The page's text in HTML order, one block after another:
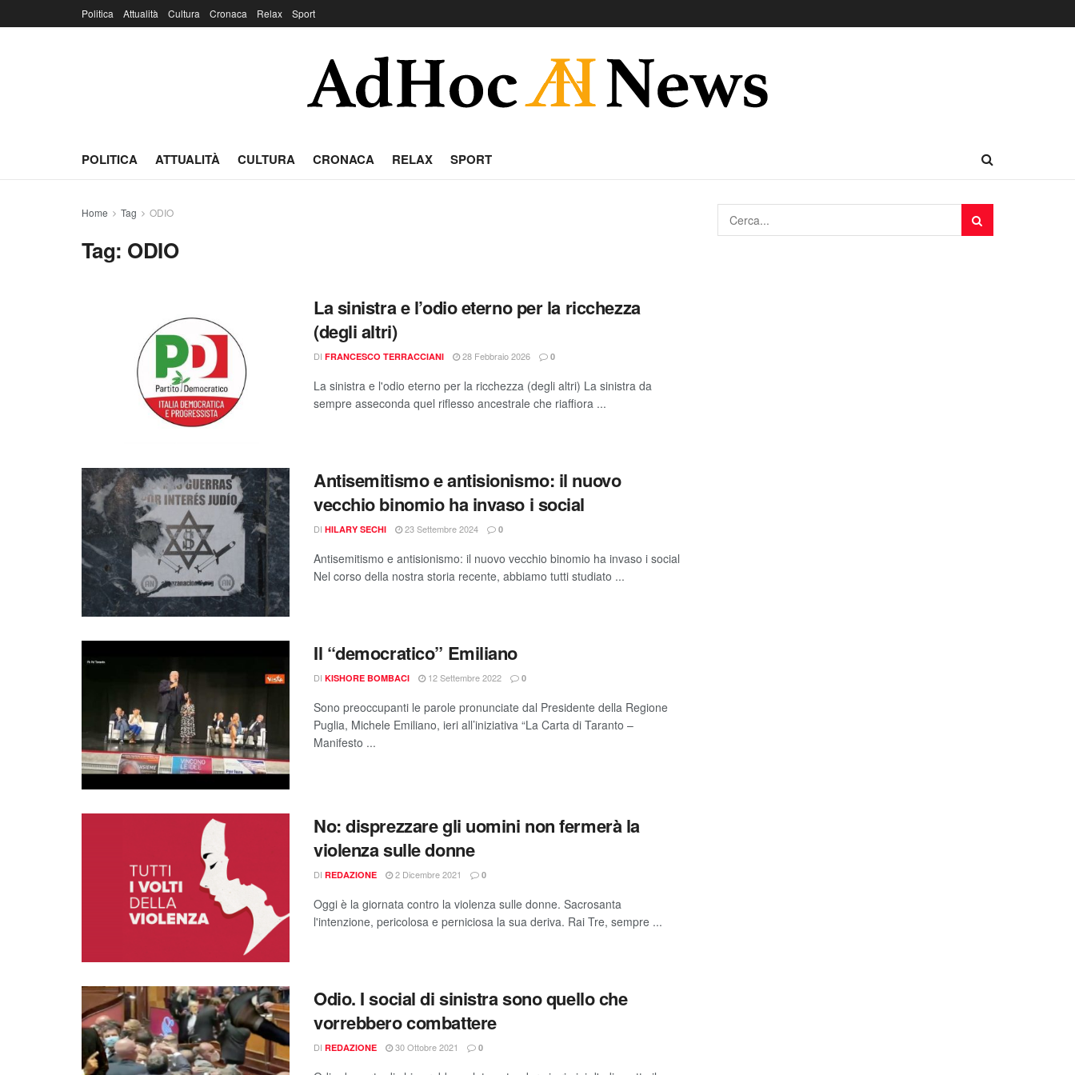
Politica Attualità Cultura Cronaca Relax Sport
POLITICA ATTUALITÀ CULTURA CRONACA RELAX SPORT
Home Tag ODIO
Tag: ODIO
La sinistra e l’odio eterno per la ricchezza
(degli altri)
DI FRANCESCO TERRACCIANI 28 Febbraio 2026 0
La sinistra e l'odio eterno per la ricchezza (degli altri) La sinistra da
sempre asseconda quel riflesso ancestrale che riaffiora ...
Antisemitismo e antisionismo: il nuovo
vecchio binomio ha invaso i social
DI HILARY SECHI 23 Settembre 2024 0
Antisemitismo e antisionismo: il nuovo vecchio binomio ha invaso i social
Nel corso della nostra storia recente, abbiamo tutti studiato ...
Il “democratico” Emiliano
DI KISHORE BOMBACI 12 Settembre 2022 0
Sono preoccupanti le parole pronunciate dal Presidente della Regione
Puglia, Michele Emiliano, ieri all’iniziativa “La Carta di Taranto –
Manifesto ...
No: disprezzare gli uomini non fermerà la
violenza sulle donne
DI REDAZIONE 2 Dicembre 2021 0
Oggi è la giornata contro la violenza sulle donne. Sacrosanta
l'intenzione, pericolosa e perniciosa la sua deriva. Rai Tre, sempre ...
Odio. I social di sinistra sono quello che
vorrebbero combattere
DI REDAZIONE 30 Ottobre 2021 0